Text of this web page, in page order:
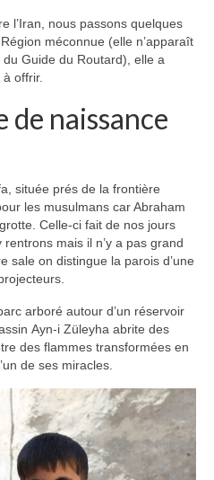
l’Iran, nous passons quelques
méconnue (elle n’apparaît
Guide du Routard), elle a
offrir.
de naissance
située prés de la frontière
les musulmans car Abraham
Celle-ci fait de nos jours
rentrons mais il n’y a pas grand
sale on distingue la parois d’une
arboré autour d’un réservoir
Ayn-i Züleyha abrite des
des flammes transformées en
de ses miracles.